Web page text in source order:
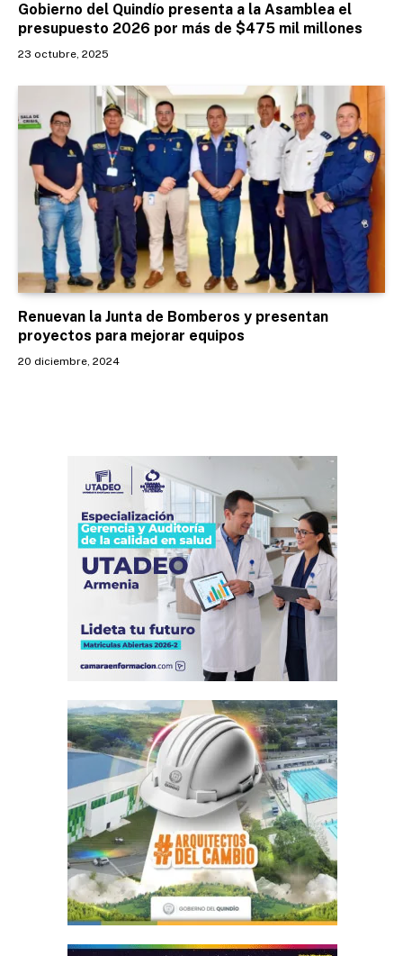
Gobierno del Quindío presenta a la Asamblea el
presupuesto 2026 por más de $475 mil millones
23 octubre, 2025
Renuevan la Junta de Bomberos y presentan
proyectos para mejorar equipos
20 diciembre, 2024